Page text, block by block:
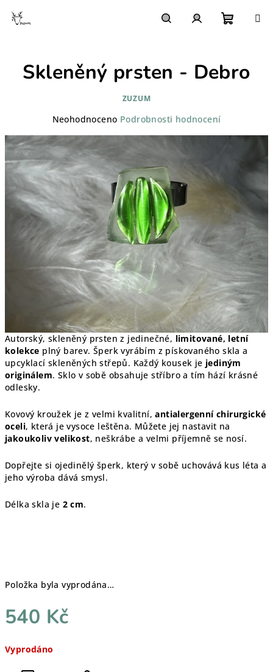
košík
Autorský, skleněný prsten z jedinečné, limitované, letní
kolekce plný barev. Šperk vyrábím z pískovaného skla a
upcyklací skleněných střepů. Každý kousek je jediným
originálem. Sklo v sobě obsahuje stříbro a tím hází krásné
odlesky.
Kovový kroužek je z velmi kvalitní,antialergenní chirurgické
oceli, která je vysoce leštěna. Můžete jej nastavit na
jakoukoliv velikost, neškrábe a velmi příjemně se nosí.
Dopřejte si ojedinělý šperk, který v sobě uchovává kus léta a
jeho výroba dává smysl.
Délka skla je 2 cm.
Položka byla vyprodána…
540 Kč
cena:
Vyprodáno
Skleněný prsten - Debro
ZUZUM
Průměrné
produktu
je
0,0
z
hvězdiček.
Neohodnoceno Podrobnosti hodnocení